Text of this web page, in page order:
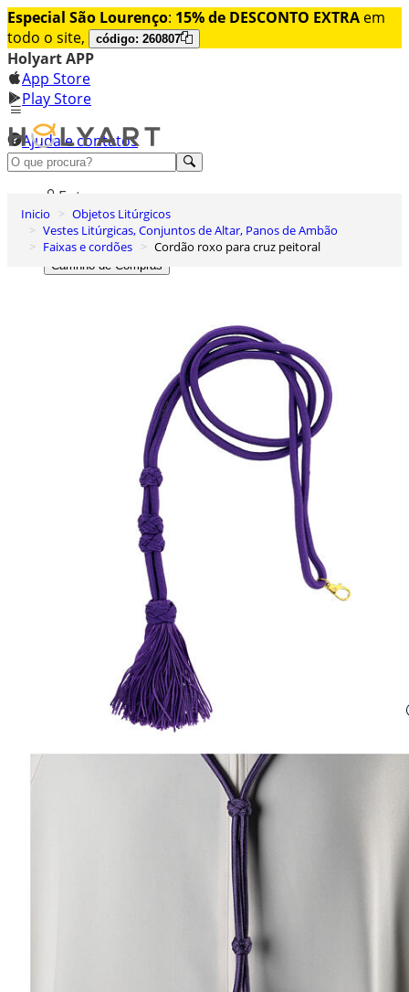
Especial São Lourenço: 15% de DESCONTO EXTRA em
todo o site,
código: 260807
Holyart APP
App Store
Play Store
Ajuda e contatos
Conheça premium
Entrar
Lista de Desejos
0
Carrinho de Compras
Inicio
Objetos Litúrgicos
Vestes Litúrgicas, Conjuntos de Altar, Panos de Ambão
Faixas e cordões
Cordão roxo para cruz peitoral